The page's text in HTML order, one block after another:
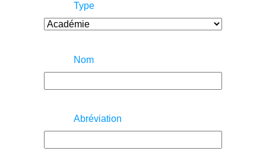
Type
Nom
Abréviation